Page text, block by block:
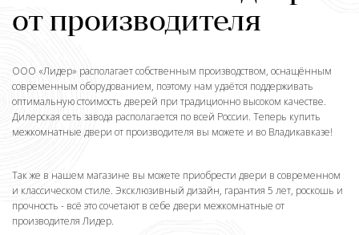
от производителя
ООО «Лидер» располагает собственным производством, оснащённым
современным оборудованием, поэтому нам удаётся поддерживать
оптимальную стоимость дверей при традиционно высоком качестве.
Дилерская сеть завода располагается по всей России. Теперь купить
межкомнатные двери от производителя вы можете и во Владикавказе!
Так же в нашем магазине вы можете приобрести двери в современном
и классическом стиле. Эксклюзивный дизайн, гарантия 5 лет, роскошь и
прочность - всё это сочетают в себе двери межкомнатные от
производителя Лидер.